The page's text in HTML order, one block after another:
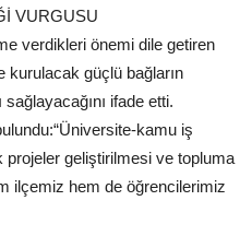
VURGUSU
verdikleri önemi dile getiren
kurulacak güçlü bağların
ifade etti.
kamu iş
projeler geliştirilmesi ve topluma
ilçemiz hem de öğrencilerimiz